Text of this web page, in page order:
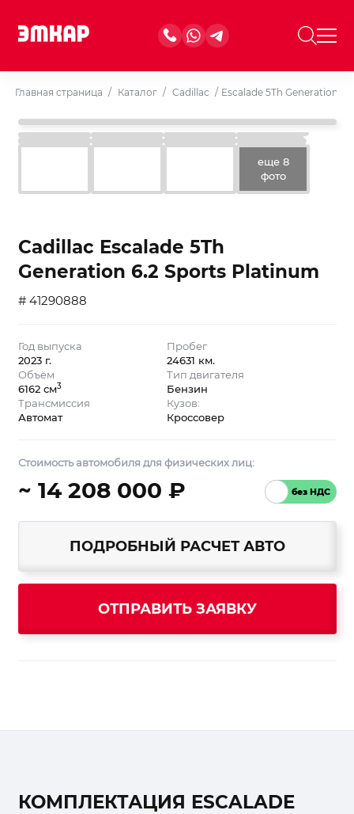
Главная страница / Каталог / Cadillac / Escalade 5Th Generation
еще 8
фото
Cadillac Escalade 5Th
Generation 6.2 Sports Platinum
# 41290888
Год выпуска
2023 г.
Пробег
24631 км.
Объём
6162 см3
Тип двигателя
Бензин
Трансмиссия
Автомат
Кузов:
Кроссовер
Стоимость автомобиля для физических лиц:
~ 14 208 000 ₽
ПОДРОБНЫЙ РАСЧЕТ АВТО
ОТПРАВИТЬ ЗАЯВКУ
КОМПЛЕКТАЦИЯ ESCALADE